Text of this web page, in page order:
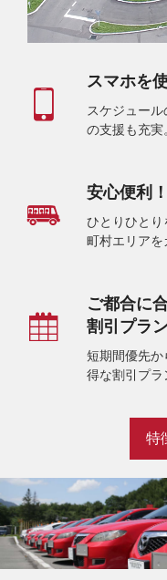
スマホを
スケジュー
の支援も充実
安心便利
ひとりひと
町村エリアを
ご都合に
割引プラ
短期間優先か
得な割引プラ
特